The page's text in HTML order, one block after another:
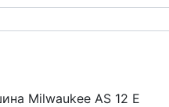
Milwaukee AS 12 E